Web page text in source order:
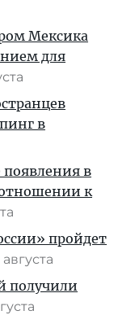
Мексика
для
в
появления в
к
пройдет
августа
получили